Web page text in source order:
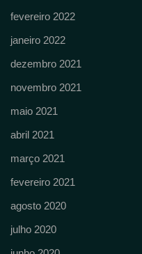
fevereiro 2022
janeiro 2022
dezembro 2021
novembro 2021
maio 2021
abril 2021
março 2021
fevereiro 2021
agosto 2020
julho 2020